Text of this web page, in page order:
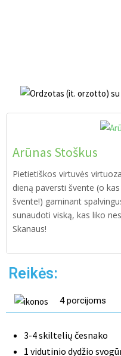
Arūnas Stoškus
Pietietiškos virtuvės
dieną paversti švente (o
švente!) gaminant
sunaudoti viską, kas liko
Skanaus!
Reikės:
4 porcijoms
3-4 skiltelių česnako
1 vidutinio dydžio